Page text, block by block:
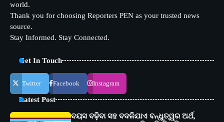
world.
Thank you for choosing Reporters PEN as your trusted news
source.
Stay Informed. Stay Connected.
Get In Touch
Twitter Facebook Instagram
Latest Post
ବୟସ ବଢ଼ିବା ସହ ବଦଳିଯାଏ ବନ୍ଧୁତ୍ୱର ଅର୍ଥ,